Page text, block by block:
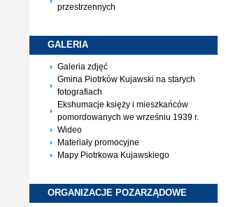
przestrzennych
GALERIA
Galeria zdjęć
Gmina Piotrków Kujawski na starych
fotografiach
Ekshumacje księży i mieszkańców
pomordowanych we wrześniu 1939 r.
Wideo
Materiały promocyjne
Mapy Piotrkowa Kujawskiego
ORGANIZACJE POZARZĄDOWE